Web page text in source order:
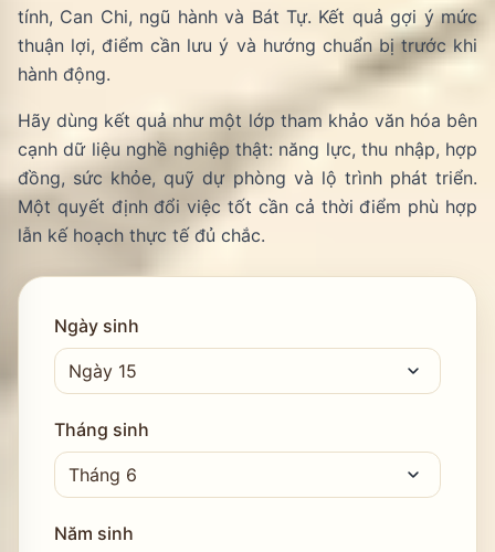
tính, Can Chi, ngũ hành và Bát Tự. Kết quả gợi ý mức
thuận lợi, điểm cần lưu ý và hướng chuẩn bị trước khi
hành động.
Hãy dùng kết quả như một lớp tham khảo văn hóa bên
cạnh dữ liệu nghề nghiệp thật: năng lực, thu nhập, hợp
đồng, sức khỏe, quỹ dự phòng và lộ trình phát triển.
Một quyết định đổi việc tốt cần cả thời điểm phù hợp
lẫn kế hoạch thực tế đủ chắc.
Ngày sinh
Tháng sinh
Năm sinh